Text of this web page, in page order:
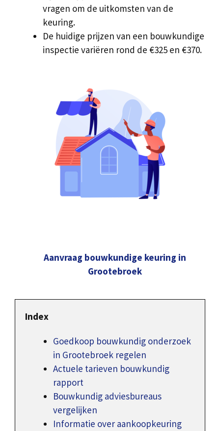
vragen om de uitkomsten van de
keuring.
De huidige prijzen van een bouwkundige
inspectie variëren rond de €325 en €370.
Aanvraag bouwkundige keuring in
Grootebroek
Index
Goedkoop bouwkundig onderzoek
in Grootebroek regelen
Actuele tarieven bouwkundig
rapport
Bouwkundig adviesbureaus
vergelijken
Informatie over aankoopkeuring